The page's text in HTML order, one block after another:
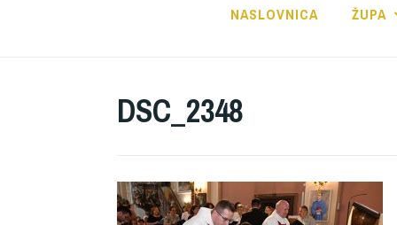
NASLOVNICA ŽUPA
DSC_2348